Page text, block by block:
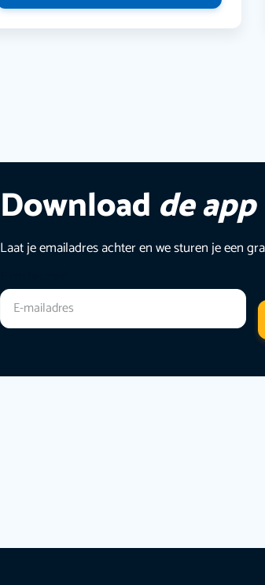
Download de app
Laat je emailadres achter en we sturen je een